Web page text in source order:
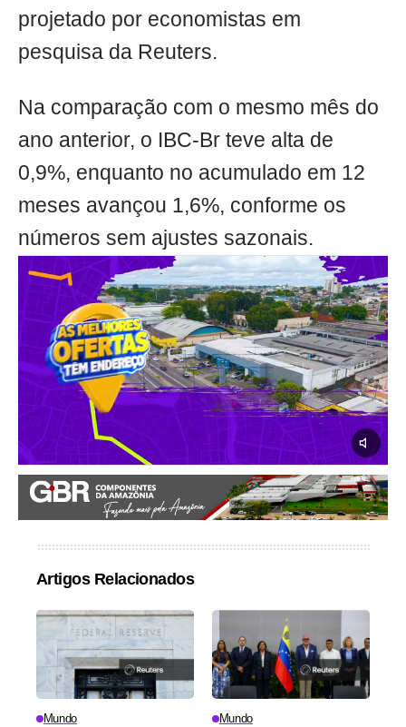
projetado por economistas em
pesquisa da Reuters.
Na comparação com o mesmo mês do
ano anterior, o IBC-Br teve alta de
0,9%, enquanto no acumulado em 12
meses avançou 1,6%, conforme os
números sem ajustes sazonais.
Artigos Relacionados
Mundo Mundo